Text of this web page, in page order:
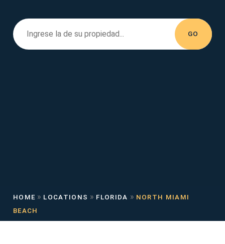
Ingrese la de su propiedad... GO
HOME » LOCATIONS » FLORIDA » NORTH MIAMI
BEACH